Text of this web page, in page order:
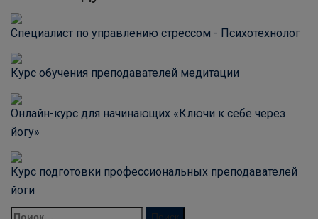
Специалист по управлению стрессом - Психотехнолог
Курс обучения преподавателей медитации
Онлайн-курс для начинающих «Ключи к себе через
йогу»
Курс подготовки профессиональных преподавателей
йоги